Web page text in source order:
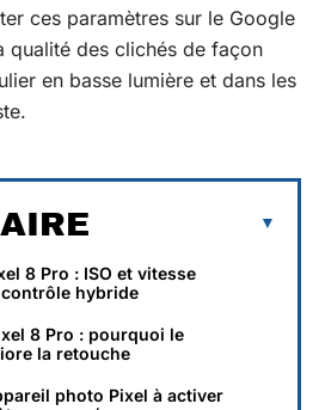
ces paramètres sur le Google
qualité des clichés de façon
en basse lumière et dans les
8 Pro : ISO et vitesse
hybride
8 Pro : pourquoi le
la retouche
photo Pixel à activer